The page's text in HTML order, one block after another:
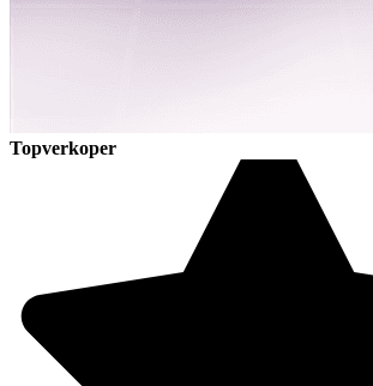
Topverkoper